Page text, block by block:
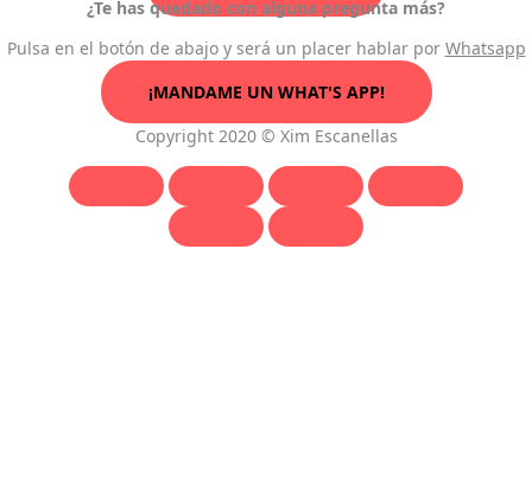
¿Te has quedado con alguna pregunta más?
Pulsa en el botón de abajo y será un placer hablar por Whatsapp
¡MANDAME UN WHAT'S APP!
Copyright 2020 © Xim Escanellas